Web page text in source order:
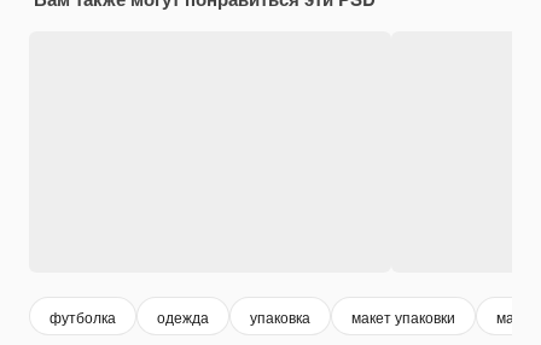
футболка одежда упаковка макет упаковки макет